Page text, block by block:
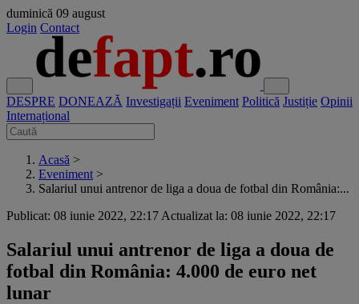
duminică 09 august
Login Contact
DESPRE DONEAZĂ Investigații Eveniment Politică Justiție Opinii
Internațional
Acasă >
Eveniment >
Salariul unui antrenor de liga a doua de fotbal din România:...
Publicat: 08 iunie 2022, 22:17 Actualizat la: 08 iunie 2022, 22:17
Salariul unui antrenor de liga a doua de
fotbal din România: 4.000 de euro net
lunar